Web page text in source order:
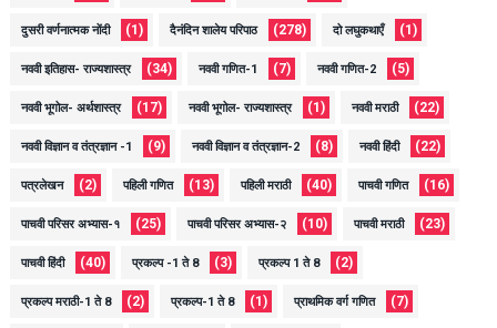
दुसरी वर्णनात्मक नोंदी (1) दैनंदिन शालेय परिपाठ (278) दो लघुकथाएँ (1)
नववी इतिहास- राज्यशास्त्र (34) नववी गणित-1 (7) नववी गणित-2 (5)
नववी भूगोल- अर्थशास्त्र (17) नववी भूगोल- राज्यशास्त्र (1) नववी मराठी (22)
नववी विज्ञान व तंत्रज्ञान -1 (9) नववी विज्ञान व तंत्रज्ञान-2 (8) नववी हिंदी (22)
पत्रलेखन (2) पहिली गणित (13) पहिली मराठी (40) पाचवी गणित (16)
पाचवी परिसर अभ्यास-१ (25) पाचवी परिसर अभ्यास-२ (10) पाचवी मराठी (23)
पाचवी हिंदी (40) प्रकल्प -1 ते 8 (3) प्रकल्प 1 ते 8 (2)
प्रकल्प मराठी-1 ते 8 (2) प्रकल्प-1 ते 8 (1) प्राथमिक वर्ग गणित (7)